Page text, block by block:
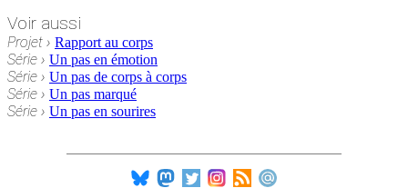
Voir aussi
Projet › Rapport au corps
Série › Un pas en émotion
Série › Un pas de corps à corps
Série › Un pas marqué
Série › Un pas en sourires